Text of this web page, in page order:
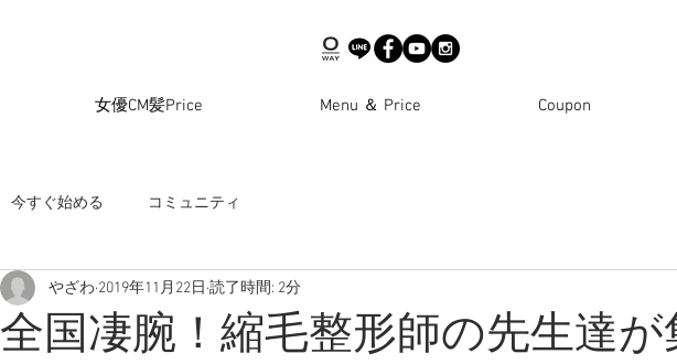
女優CM髪Price Menu ＆ Price Coupon
今すぐ始める コミュニティ
全国凄腕！縮毛整形師の先生達
やざわ 2019年11月22日 読了時間: 2分